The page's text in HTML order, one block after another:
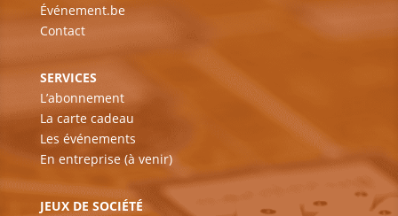
Événement.be
Contact
SERVICES
L’abonnement
La carte cadeau
Les événements
En entreprise (à venir)
JEUX DE SOCIÉTÉ